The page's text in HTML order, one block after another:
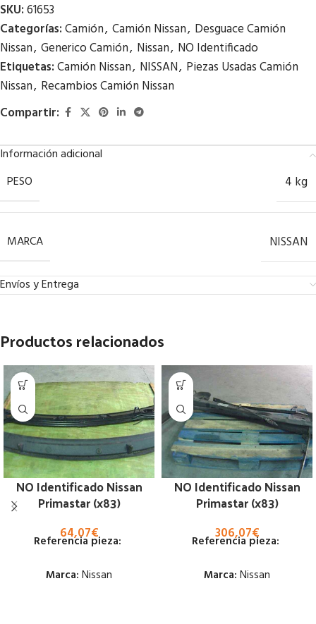
SKU:61653
Categorías:Camión, Camión Nissan, Desguace Camión
Nissan, Generico Camión, Nissan, NO Identificado
Etiquetas:Camión Nissan, NISSAN, Piezas Usadas Camión
Nissan, Recambios Camión Nissan
Compartir:
Información adicional
PESO
4 kg
MARCA NISSAN
Envíos y Entrega
Productos relacionados
NO Identificado Nissan
Primastar (x83)
64,07€
Referencia pieza:
Marca: Nissan
NO Identificado Nissan
Primastar (x83)
306,07€
Referencia pieza:
Marca: Nissan